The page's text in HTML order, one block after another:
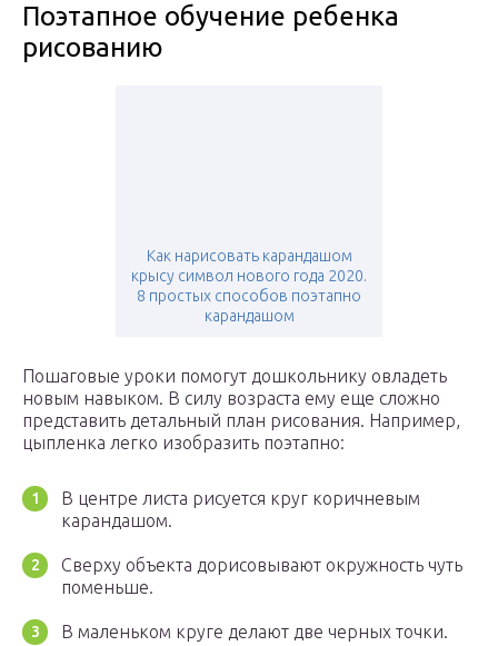
Поэтапное обучение ребенка
рисованию
Как нарисовать карандашом
крысу символ нового года 2020.
8 простых способов поэтапно
карандашом
Пошаговые уроки помогут дошкольнику овладеть
новым навыком. В силу возраста ему еще сложно
представить детальный план рисования. Например,
цыпленка легко изобразить поэтапно:
В центре листа рисуется круг коричневым
карандашом.
Сверху объекта дорисовывают окружность чуть
поменьше.
В маленьком круге делают две черных точки.